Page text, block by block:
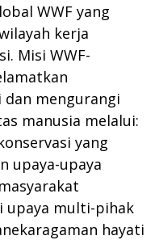
WWF yang
kerja
Misi WWF-
dan mengurangi
manusia melalui:
yang
upaya-upaya
upaya multi-pihak
hayati